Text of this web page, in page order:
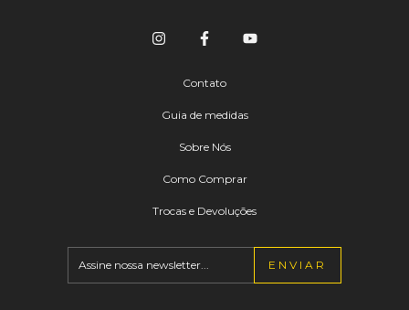
Contato
Guia de medidas
Sobre Nós
Como Comprar
Trocas e Devoluções